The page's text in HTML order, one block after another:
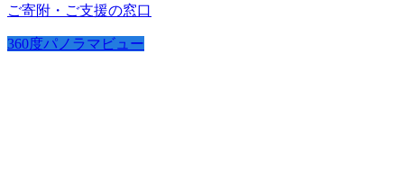
ご寄附・ご支援の窓口
360度パノラマビュー